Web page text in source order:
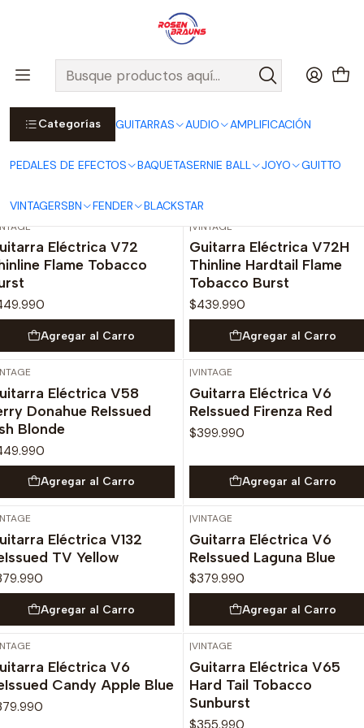
Categorías GUITARRAS AUDIO AMPLIFICACIÓN
PEDALES DE EFECTOS BAQUETASERNIE BALL JOYO GUITTO
VINTAGERSBN FENDER BLACKSTAR
Por compras sobre $25.000 en Santiago urbano, Colina o
Padre Hurtado, incluimos el despacho!
Ver Detalles
Inicio GUITARRAS
GUITARRAS
Filtros
Eléctrica V72
Flame Tobacco
Agregar al Carro
|VINTAGE
Guitarra Eléctrica V72H
Thinline Hardtail Flame
Tobacco Burst
$439.990
Agregar al Carro
Eléctrica V58
Donahue ReIssued
Blonde
Agregar al Carro
|VINTAGE
Guitarra Eléctrica V6
ReIssued Firenza Red
$399.990
Agregar al Carro
Eléctrica V132
TV Yellow
Agregar al Carro
|VINTAGE
Guitarra Eléctrica V6
ReIssued Laguna Blue
$379.990
Agregar al Carro
Eléctrica V6
Candy Apple Blue
|VINTAGE
Guitarra Eléctrica V65
Hard Tail Tobacco
Sunburst
$355.990